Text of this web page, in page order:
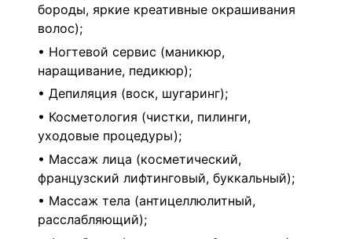
бороды, яркие креативные окрашивания
волос);
• Ногтевой сервис (маникюр,
наращивание, педикюр);
• Депиляция (воск, шугаринг);
• Косметология (чистки, пилинги,
уходовые процедуры);
• Массаж лица (косметический,
французский лифтинговый, буккальный);
• Массаж тела (антицеллюлитный,
расслабляющий);